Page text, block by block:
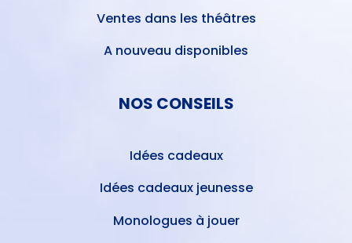
Ventes dans les théâtres
A nouveau disponibles
NOS CONSEILS
Idées cadeaux
Idées cadeaux jeunesse
Monologues à jouer